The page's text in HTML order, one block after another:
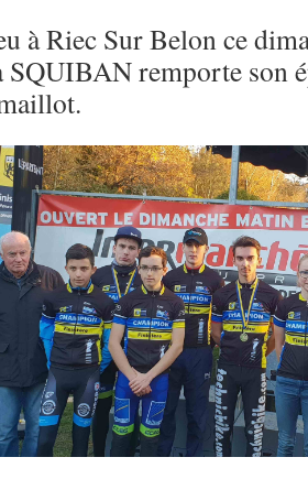
à Riec Sur Belon ce
SQUIBAN remporte son